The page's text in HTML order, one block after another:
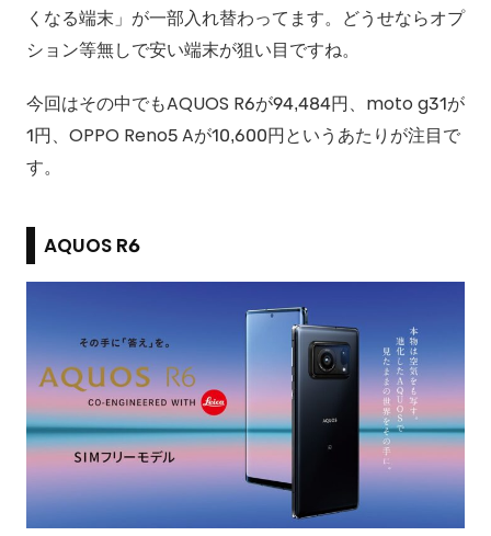
くなる端末」が一部入れ替わってます。どうせならオプ
ション等無しで安い端末が狙い目ですね。
今回はその中でもAQUOS R6が94,484円、moto g31が
1円、OPPO Reno5 Aが10,600円というあたりが注目で
す。
AQUOS R6